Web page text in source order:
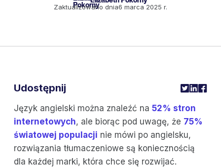
Zaktualizowano dnia6 marca 2025 r.
Język angielski można znaleźć na 52% stron
internetowych, ale biorąc pod uwagę, że 75%
światowej populacji nie mówi po angielsku,
rozwiązania tłumaczeniowe są koniecznością
dla każdej marki, która chce się rozwijać.
Udostępnij